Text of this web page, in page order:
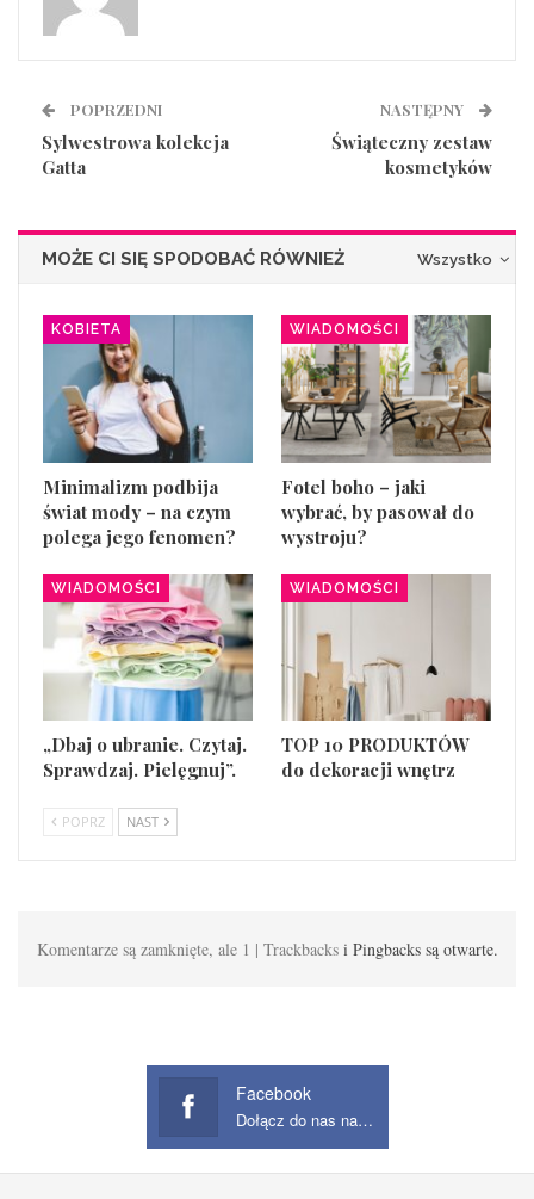
POPRZEDNI
Sylwestrowa kolekcja
Gatta
NASTĘPNY
Świąteczny zestaw
kosmetyków
Wszystko
MOŻE CI SIĘ SPODOBAĆ RÓWNIEŻ
KOBIETA
Minimalizm podbija
świat mody – na czym
polega jego fenomen?
WIADOMOŚCI
Fotel boho – jaki
wybrać, by pasował do
wystroju?
WIADOMOŚCI
„Dbaj o ubranie. Czytaj.
Sprawdzaj. Pielęgnuj”.
WIADOMOŚCI
TOP 10 PRODUKTÓW
do dekoracji wnętrz
POPRZ NAST
Komentarze są zamknięte, ale 1 | Trackbacks i Pingbacks są otwarte.
Facebook
Dołącz do nas na Facebook